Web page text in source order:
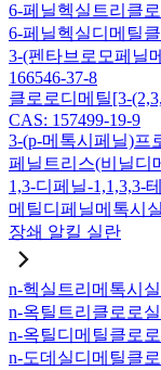
6-페닐헥실트리클
6-페닐헥실디메틸
3-(펜타브로모페닐
166546-37-8
클로로디메틸[3-
CAS: 157499-19-9
3-(p-메톡시페닐)프
페닐트리스(비닐디
1,3-디페닐-1,1,3,3-
메틸디페닐메톡시
장쇄 알킬 실란
n-헥실트리메톡시
n-옥틸트리클로로
n-옥틸디메틸클로
n-도데실디메틸클